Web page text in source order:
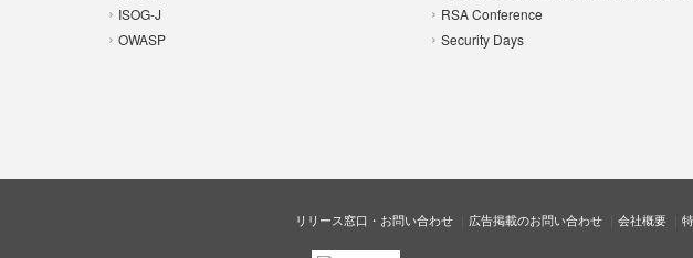
ISOG-J
OWASP
RSA Conference
Security Days
リリース窓口・お問い合わせ 広告掲載のお問い合わせ 会社概要